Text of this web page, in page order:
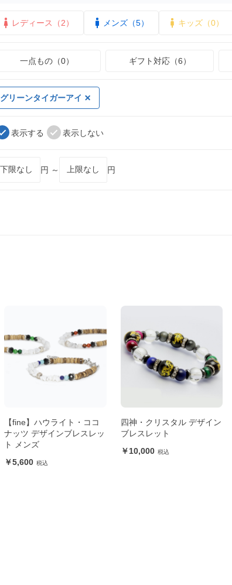
レディース（2） メンズ（5） キッズ（0）
一点もの（0） ギフト対応（6）
グリーンタイガーアイ
表示する 表示しない
円 ～ 円
【fine】ハウライト・ココ
ナッツ デザインブレスレッ
ト メンズ
5,600
四神・クリスタル デザイン
ブレスレット
10,000